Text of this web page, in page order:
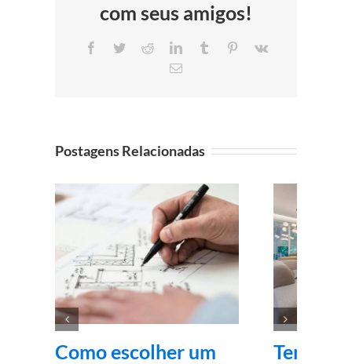
com seus amigos!
Facebook
TwitterRedditLinkedInTumblr Pinterest
Vk
E-
Postagens Relacionadas
Como escolher um